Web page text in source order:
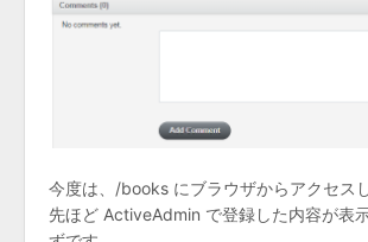
今度は、/books にブラウザからアクセスし
先ほど ActiveAdmin で登録した内容が表